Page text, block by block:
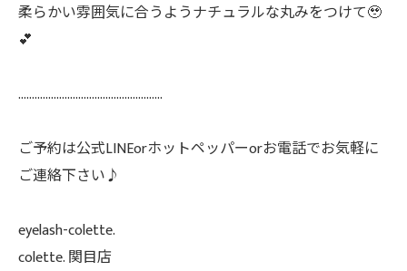
柔らかい雰囲気に合うようナチュラルな丸みをつけて🥹
💕
.....................................................
ご予約は公式LINEorホットペッパーorお電話でお気軽に
ご連絡下さい♪
eyelash-colette.
colette. 関目店